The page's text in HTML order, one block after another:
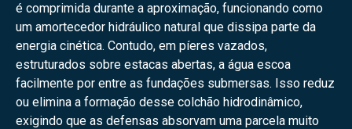
é comprimida durante a aproximação, funcionando como
um amortecedor hidráulico natural que dissipa parte da
energia cinética. Contudo, em píeres vazados,
estruturados sobre estacas abertas, a água escoa
facilmente por entre as fundações submersas. Isso reduz
ou elimina a formação desse colchão hidrodinâmico,
exigindo que as defensas absorvam uma parcela muito